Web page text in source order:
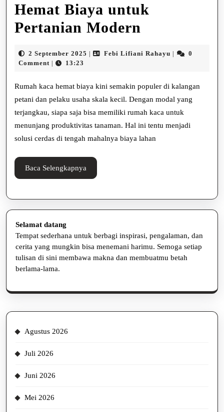
Hemat Biaya untuk
Pertanian Modern
Kaca
Hemat
Biaya
untuk
Pertanian
2 September 2025 2
Febi Lifiani Rahayu Febi 0
Comment
13:23
Rumah kaca hemat biaya kini semakin populer di kalangan
petani dan pelaku usaha skala kecil. Dengan modal yang
terjangkau, siapa saja bisa memiliki rumah kaca untuk
menunjang produktivitas tanaman. Hal ini tentu menjadi
solusi cerdas di tengah mahalnya biaya lahan
Baca Selengkapnya
Selengkapnya
Selamat datang
Tempat sederhana untuk berbagi inspirasi, pengalaman, dan
cerita yang mungkin bisa menemani harimu. Semoga setiap
tulisan di sini membawa makna dan membuatmu betah
berlama-lama.
Agustus 2026
Juli 2026
Juni 2026
Mei 2026